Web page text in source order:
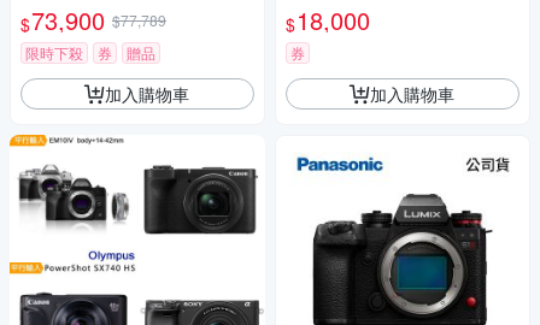
$73,900 $77,789
限時下殺
券 贈品
加入購物車
ght ZY-2614相機包 + EirMai 銳
瑪 HD-100C電子除濕卡 FZ80
D (公司貨)
$18,000
券
加入購物車